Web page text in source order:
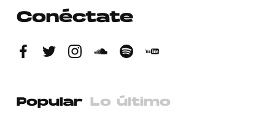
Conéctate
Popular Lo último